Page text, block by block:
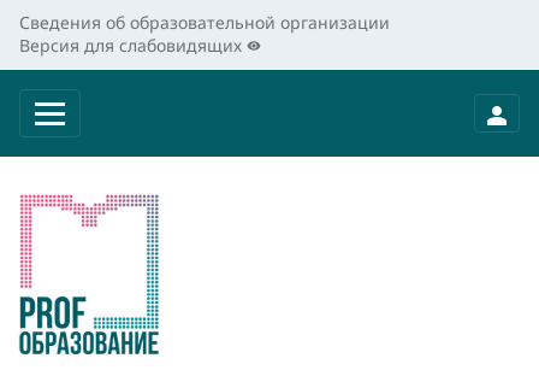
Сведения об образовательной организации
Версия для слабовидящих